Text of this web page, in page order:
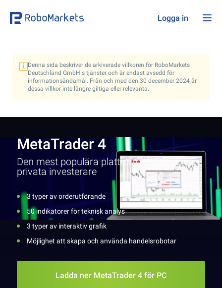
Logga in
i Denna sida beskriver de arkiverade villkoren för RoboMarkets
Deutschland GmbH:s tjänster och är endast avsedd för
informationsändamål. Från och med den 30 december 2024 är
dessa villkor inte längre giltiga eller relevanta.
MetaTrader 4
Den mest populära plattformen bland
privata investerare
3 typer av orderutförande
50 indikatorer för teknisk analys
3 typer av interaktiv grafik
Möjlighet att skapa och använda handelsrobotar
Ladda ner MetaTrader 4 för PC